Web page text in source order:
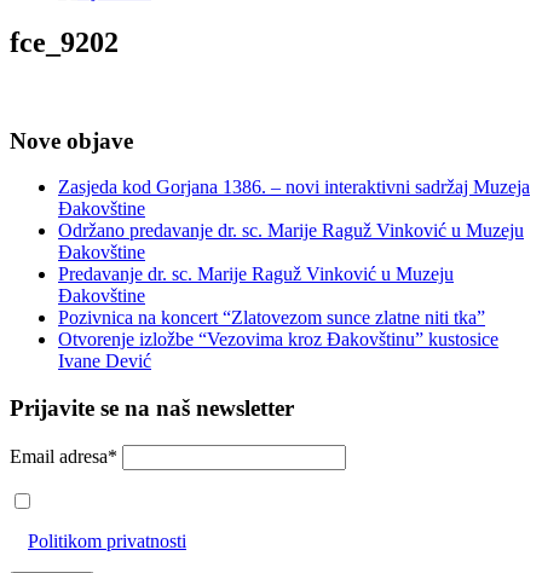
fce_9202
Nove objave
Zasjeda kod Gorjana 1386. – novi interaktivni sadržaj Muzeja
Đakovštine
Održano predavanje dr. sc. Marije Raguž Vinković u Muzeju
Đakovštine
Predavanje dr. sc. Marije Raguž Vinković u Muzeju
Đakovštine
Pozivnica na koncert “Zlatovezom sunce zlatne niti tka”
Otvorenje izložbe “Vezovima kroz Đakovštinu” kustosice
Ivane Dević
Prijavite se na naš newsletter
Email adresa*
Politikom privatnosti